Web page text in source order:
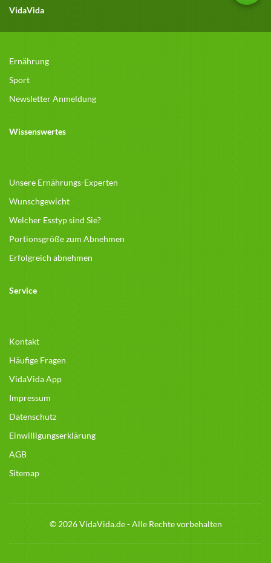
VidaVida
Ernährung
Sport
Newsletter Anmeldung
Wissenswertes
Unsere Ernährungs-Experten
Wunschgewicht
Welcher Esstyp sind Sie?
Portionsgröße zum Abnehmen
Erfolgreich abnehmen
Service
Kontakt
Häufige Fragen
VidaVida App
Impressum
Datenschutz
Einwilligungserklärung
AGB
Sitemap
© 2026 VidaVida.de - Alle Rechte vorbehalten